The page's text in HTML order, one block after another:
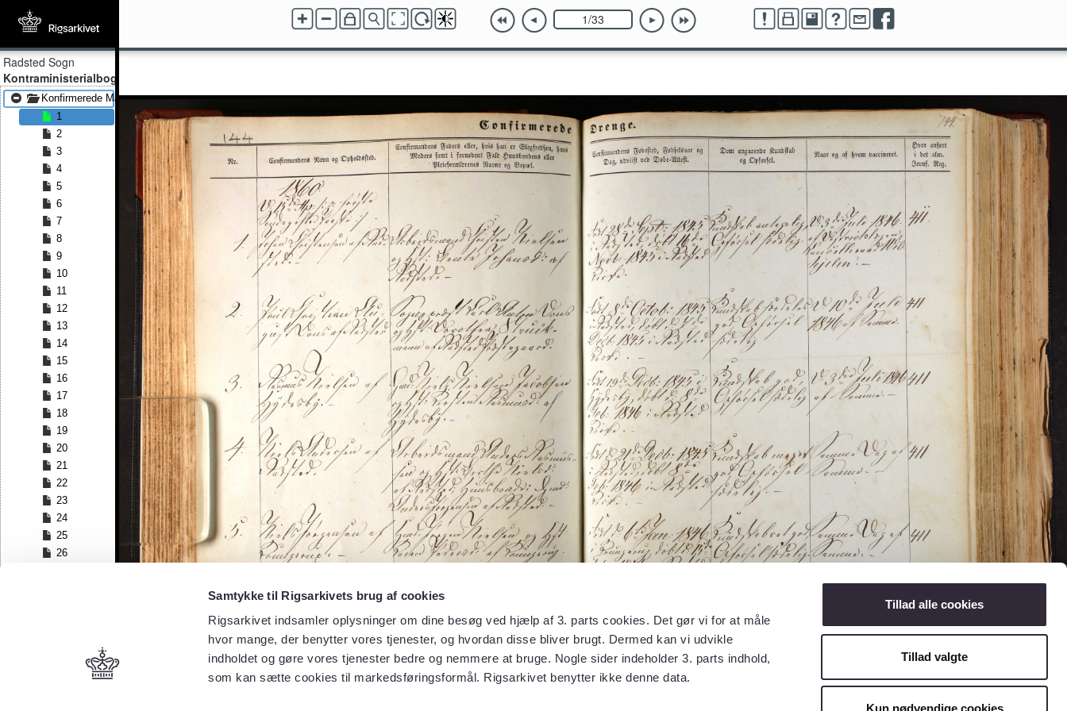
Samtykke til Rigsarkivets brug af cookies
Rigsarkivet indsamler oplysninger om dine besøg ved hjælp af 3. parts cookies. Det gør vi for at måle
hvor mange, der benytter vores tjenester, og hvordan disse bliver brugt. Dermed kan vi udvikle
indholdet og gøre vores tjenester bedre og nemmere at bruge. Nogle sider indeholder 3. parts indhold,
som kan sætte cookies til markedsføringsformål. Rigsarkivet benytter ikke denne data.
Tillad alle cookies
Tillad valgte
Kun nødvendige cookies
Radsted Sogn
Kontraministerialbog
Konfirmerede Mænd 1860 - Konfirmerede Mænd 1888
1
2
3
4
5
6
7
8
9
10
11
12
13
14
15
16
17
18
19
20
21
22
23
24
25
26